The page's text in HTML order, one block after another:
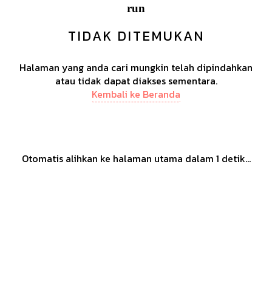
run
TIDAK DITEMUKAN
Halaman yang anda cari mungkin telah dipindahkan
atau tidak dapat diakses sementara.
Kembali ke Beranda
Otomatis alihkan ke halaman utama dalam 1 detik...